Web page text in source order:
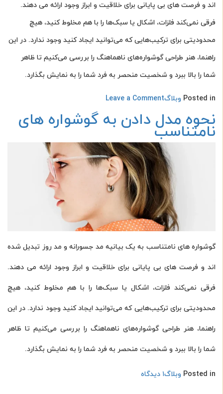
اند و فرصت های بی پایانی برای خلاقیت و ابراز وجود ارائه می دهند.
فرقی نمی‌کند فلزات، اشکال یا سبک‌ها را با هم مخلوط کنید، هیچ
محدودیتی برای ترکیب‌هایی که می‌توانید ایجاد کنید وجود ندارد. در این
راهنما، هنر طراحی گوشواره‌های ناهماهنگ را بررسی می‌کنیم تا ظاهر
شما را بالا ببرد و شخصیت منحصر به فرد شما را به نمایش بگذارد.
Posted in وبلاگLeave a Comment
های
جواهراتی
همه
جا
می
نحوه مدل دادن به گوشواره های
نامتناسب
گوشواره های نامتناسب به یک بیانیه مد جسورانه و مد روز تبدیل شده
اند و فرصت های بی پایانی برای خلاقیت و ابراز وجود ارائه می دهند.
فرقی نمی‌کند فلزات، اشکال یا سبک‌ها را با هم مخلوط کنید، هیچ
محدودیتی برای ترکیب‌هایی که می‌توانید ایجاد کنید وجود ندارد. در این
راهنما، هنر طراحی گوشواره‌های ناهماهنگ را بررسی می‌کنیم تا ظاهر
شما را بالا ببرد و شخصیت منحصر به فرد شما را به نمایش بگذارد.
Posted in وبلاگ۱ دیدگاه
برای